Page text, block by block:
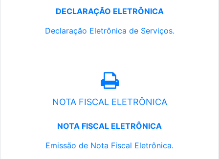
DECLARAÇÃO ELETRÔNICA
Declaração Eletrônica de Serviços.
NOTA FISCAL ELETRÔNICA
NOTA FISCAL ELETRÔNICA
Emissão de Nota Fiscal Eletrônica.